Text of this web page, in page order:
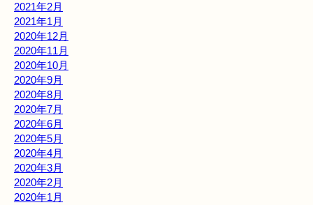
2021年2月
2021年1月
2020年12月
2020年11月
2020年10月
2020年9月
2020年8月
2020年7月
2020年6月
2020年5月
2020年4月
2020年3月
2020年2月
2020年1月